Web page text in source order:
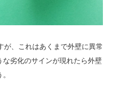
、これはあくまで外壁に異常
劣化のサインが現れたら外壁